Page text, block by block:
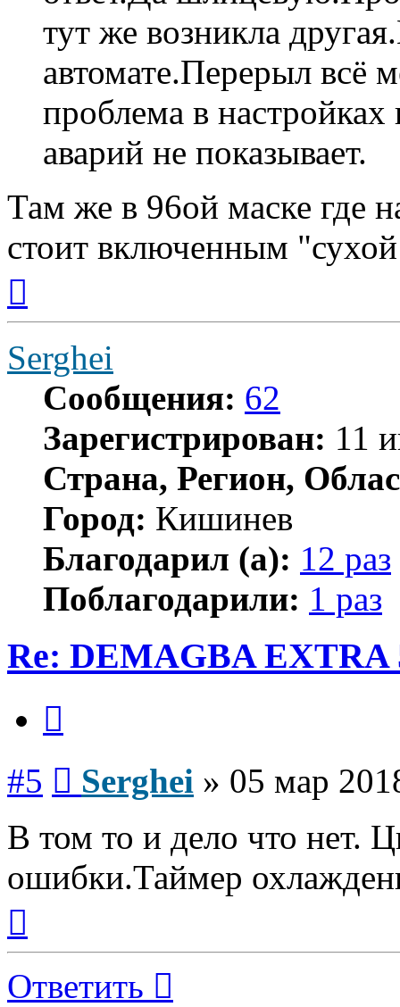
тут же возникла
автомате.Перерыл всё
проблема в
аварий не показывает.
Там же в 96ой маске где
стоит включенным
началу
Serghei
Сообщения: 62
Зарегистрирован: 11
Страна, Регион,
Город: Кишинев
Благодарил (а): 12 раз
Поблагодарили: 1 раз
Re: DEMAGBA EXTRA
#5 Serghei » 05 мар
В том то и дело что нет.
ошибки.Таймер
началу
Ответить